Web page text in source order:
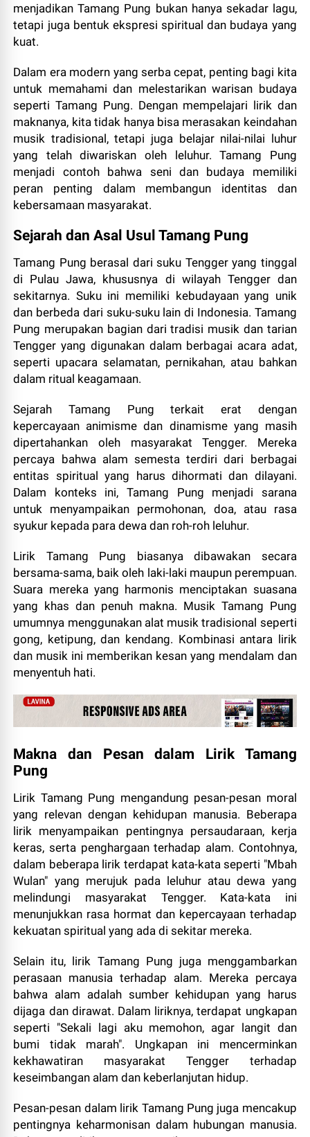
menjadikan Tamang Pung bukan hanya sekadar lagu,
tetapi juga bentuk ekspresi spiritual dan budaya yang
kuat.
Dalam era modern yang serba cepat, penting bagi kita
untuk memahami dan melestarikan warisan budaya
seperti Tamang Pung. Dengan mempelajari lirik dan
maknanya, kita tidak hanya bisa merasakan keindahan
musik tradisional, tetapi juga belajar nilai-nilai luhur
yang telah diwariskan oleh leluhur. Tamang Pung
menjadi contoh bahwa seni dan budaya memiliki
peran penting dalam membangun identitas dan
kebersamaan masyarakat.
Sejarah dan Asal Usul Tamang Pung
Tamang Pung berasal dari suku Tengger yang tinggal
di Pulau Jawa, khususnya di wilayah Tengger dan
sekitarnya. Suku ini memiliki kebudayaan yang unik
dan berbeda dari suku-suku lain di Indonesia. Tamang
Pung merupakan bagian dari tradisi musik dan tarian
Tengger yang digunakan dalam berbagai acara adat,
seperti upacara selamatan, pernikahan, atau bahkan
dalam ritual keagamaan.
Sejarah Tamang Pung terkait erat dengan
kepercayaan animisme dan dinamisme yang masih
dipertahankan oleh masyarakat Tengger. Mereka
percaya bahwa alam semesta terdiri dari berbagai
entitas spiritual yang harus dihormati dan dilayani.
Dalam konteks ini, Tamang Pung menjadi sarana
untuk menyampaikan permohonan, doa, atau rasa
syukur kepada para dewa dan roh-roh leluhur.
Lirik Tamang Pung biasanya dibawakan secara
bersama-sama, baik oleh laki-laki maupun perempuan.
Suara mereka yang harmonis menciptakan suasana
yang khas dan penuh makna. Musik Tamang Pung
umumnya menggunakan alat musik tradisional seperti
gong, ketipung, dan kendang. Kombinasi antara lirik
dan musik ini memberikan kesan yang mendalam dan
menyentuh hati.
Makna dan Pesan dalam Lirik Tamang
Pung
Lirik Tamang Pung mengandung pesan-pesan moral
yang relevan dengan kehidupan manusia. Beberapa
lirik menyampaikan pentingnya persaudaraan, kerja
keras, serta penghargaan terhadap alam. Contohnya,
dalam beberapa lirik terdapat kata-kata seperti "Mbah
Wulan" yang merujuk pada leluhur atau dewa yang
melindungi masyarakat Tengger. Kata-kata ini
menunjukkan rasa hormat dan kepercayaan terhadap
kekuatan spiritual yang ada di sekitar mereka.
Selain itu, lirik Tamang Pung juga menggambarkan
perasaan manusia terhadap alam. Mereka percaya
bahwa alam adalah sumber kehidupan yang harus
dijaga dan dirawat. Dalam liriknya, terdapat ungkapan
seperti "Sekali lagi aku memohon, agar langit dan
bumi tidak marah". Ungkapan ini mencerminkan
kekhawatiran masyarakat Tengger terhadap
keseimbangan alam dan keberlanjutan hidup.
Pesan-pesan dalam lirik Tamang Pung juga mencakup
pentingnya keharmonisan dalam hubungan manusia.